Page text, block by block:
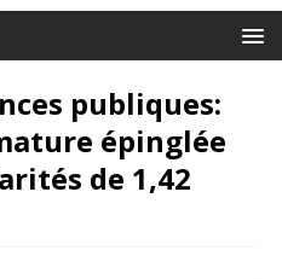
publiques:
épinglée
de 1,42